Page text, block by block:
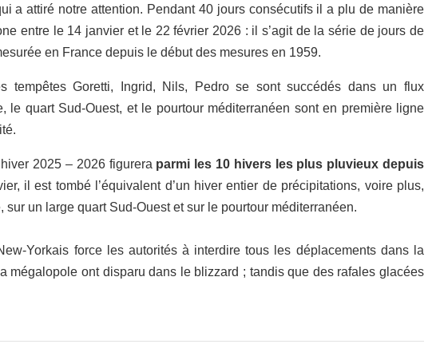
a attiré notre attention. Pendant 40 jours consécutifs il a plu de manière
entre le 14 janvier et le 22 février 2026 : il s’agit de la série de jours de
en France depuis le début des mesures en 1959.
tempêtes Goretti, Ingrid, Nils, Pedro se sont succédés dans un flux
le quart Sud-Ouest, et le pourtour méditerranéen sont en première ligne
2025 – 2026 figurera parmi les 10 hivers les plus pluvieux depuis
il est tombé l’équivalent d’un hiver entier de précipitations, voire plus,
sur un large quart Sud-Ouest et sur le pourtour méditerranéen.
Yorkais force les autorités à interdire tous les déplacements dans la
ont disparu dans le blizzard ; tandis que des rafales glacées